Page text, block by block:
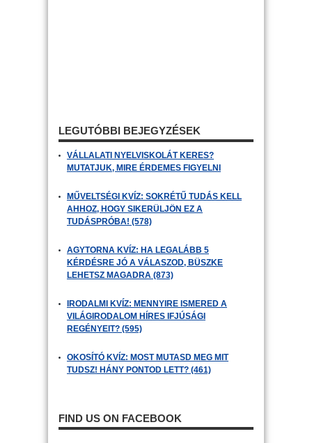
LEGUTÓBBI BEJEGYZÉSEK
VÁLLALATI NYELVISKOLÁT KERES?
MUTATJUK, MIRE ÉRDEMES FIGYELNI
MŰVELTSÉGI KVÍZ: SOKRÉTŰ TUDÁS KELL
AHHOZ, HOGY SIKERÜLJÖN EZ A
TUDÁSPRÓBA! (578)
AGYTORNA KVÍZ: HA LEGALÁBB 5
KÉRDÉSRE JÓ A VÁLASZOD, BÜSZKE
LEHETSZ MAGADRA (873)
IRODALMI KVÍZ: MENNYIRE ISMERED A
VILÁGIRODALOM HÍRES IFJÚSÁGI
REGÉNYEIT? (595)
OKOSÍTÓ KVÍZ: MOST MUTASD MEG MIT
TUDSZ! HÁNY PONTOD LETT? (461)
FIND US ON FACEBOOK